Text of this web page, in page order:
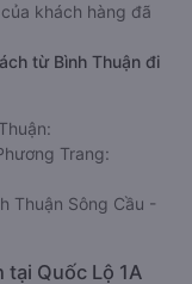
Trang
số điểm trung
khách hàng đã
từ Bình Thuận đi
Trang: